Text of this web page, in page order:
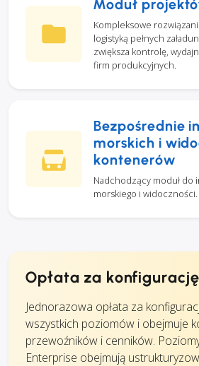
Moduł
Kompleksowe
logistyką pełnych
zwiększa kontrolę,
firm produkcyjnych.
Bezpośrednie
morskich i
kontenerów
Nadchodzący moduł do
morskiego i widoczności.
Opłata za konfigurację
Jednorazowa opłata za
wszystkich poziomów i obejmuje
przewoźników i cenników.
Enterprise obejmują